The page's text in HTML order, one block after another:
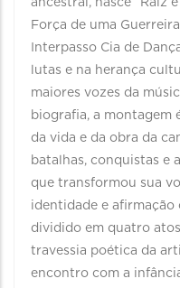
ancestral, nasce “Raiz
Força de uma
Interpasso Cia de
lutas e na herança
maiores vozes da
biografia, a montagem
da vida e da obra da
batalhas, conquistas e
que transformou sua
identidade e
dividido em quatro
travessia poética da
encontro com a